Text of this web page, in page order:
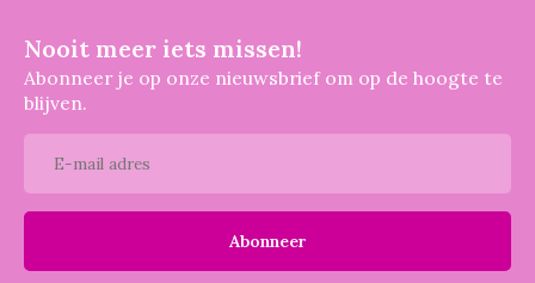
Nooit meer iets missen!
Abonneer je op onze nieuwsbrief om op de hoogte te
blijven.
Abonneer